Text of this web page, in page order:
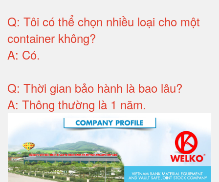
Q: Tôi có thể chọn nhiều loại cho một
container không?
A: Có.
Q: Thời gian bảo hành là bao lâu?
A: Thông thường là 1 năm.